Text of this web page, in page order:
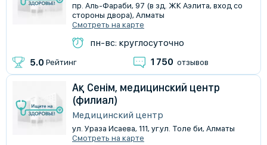
пр. Аль-Фараби, 97 (в зд. ЖК Аэлита, вход со
стороны двора), Алматы
Смотреть на карте
пн-вс: круглосуточно
5.0 Рейтинг 1 750 отзывов
Ақ Сенім, медицинский центр
(филиал)
Медицинский центр
ул. Ураза Исаева, 111, уг.ул. Толе би, Алматы
Смотреть на карте